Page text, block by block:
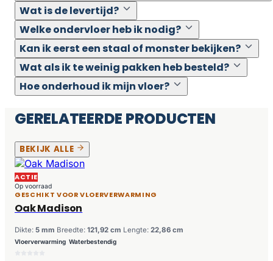
Wat is de levertijd?
Welke ondervloer heb ik nodig?
Kan ik eerst een staal of monster bekijken?
Wat als ik te weinig pakken heb besteld?
Hoe onderhoud ik mijn vloer?
GERELATEERDE PRODUCTEN
BEKIJK ALLE
ACTIE
Op voorraad
GESCHIKT VOOR VLOERVERWARMING
Oak Madison
Dikte: 5 mm Breedte: 121,92 cm Lengte: 22,86 cm
Vloerverwarming Waterbestendig